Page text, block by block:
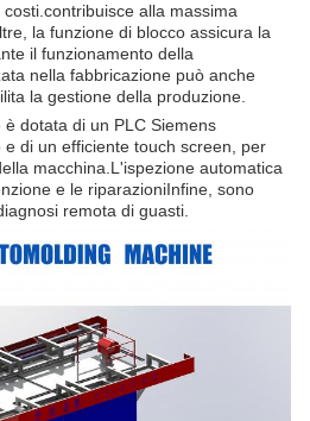
alla massima
la funzione di blocco assicura la
il funzionamento della
nella fabbricazione può anche
la gestione della produzione.
dotata di un PLC Siemens
di un efficiente touch screen, per
macchina.L'ispezione automatica
e le riparazioniInfine, sono
remota di guasti.